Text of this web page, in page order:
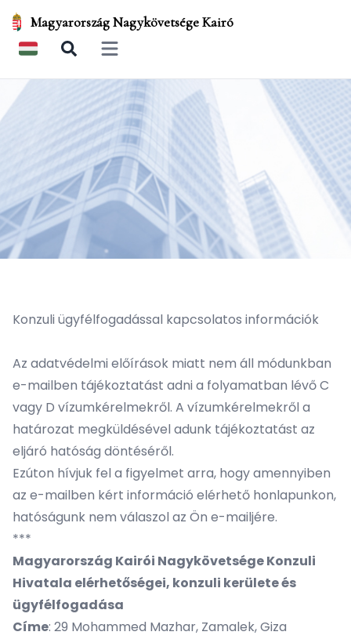
Magyarország Nagykövetsége Kairó
Open main menu
Konzuli ügyfélfogadással kapcsolatos információk
Az adatvédelmi előírások miatt nem áll módunkban
e-mailben tájékoztatást adni a folyamatban lévő C
vagy D vízumkérelmekről. A vízumkérelmekről a
határozat megküldésével adunk tájékoztatást az
eljáró hatóság döntéséről.
Ezúton hívjuk fel a figyelmet arra, hogy amennyiben
az e-mailben kért információ elérhető honlapunkon,
hatóságunk nem válaszol az Ön e-mailjére.
***
Magyarország Kairói Nagykövetsége Konzuli
Hivatala elérhetőségei, konzuli kerülete és
ügyfélfogadása
Címe: 29 Mohammed Mazhar, Zamalek, Giza